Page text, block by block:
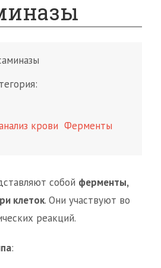
крови Ферменты
собой ферменты,
клеток. Они участвуют во
реакций.
: